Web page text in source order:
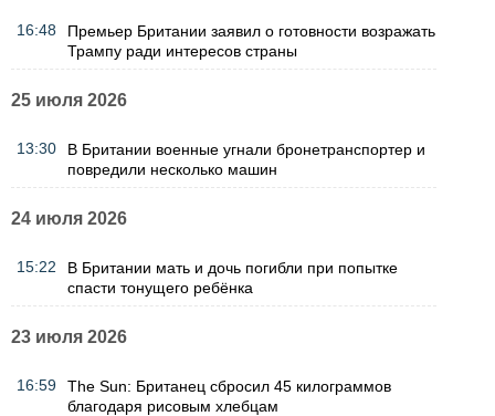
16:48
Премьер Британии заявил о готовности возражать
Трампу ради интересов страны
25 июля 2026
13:30
В Британии военные угнали бронетранспортер и
повредили несколько машин
24 июля 2026
15:22
В Британии мать и дочь погибли при попытке
спасти тонущего ребёнка
23 июля 2026
16:59
The Sun: Британец сбросил 45 килограммов
благодаря рисовым хлебцам